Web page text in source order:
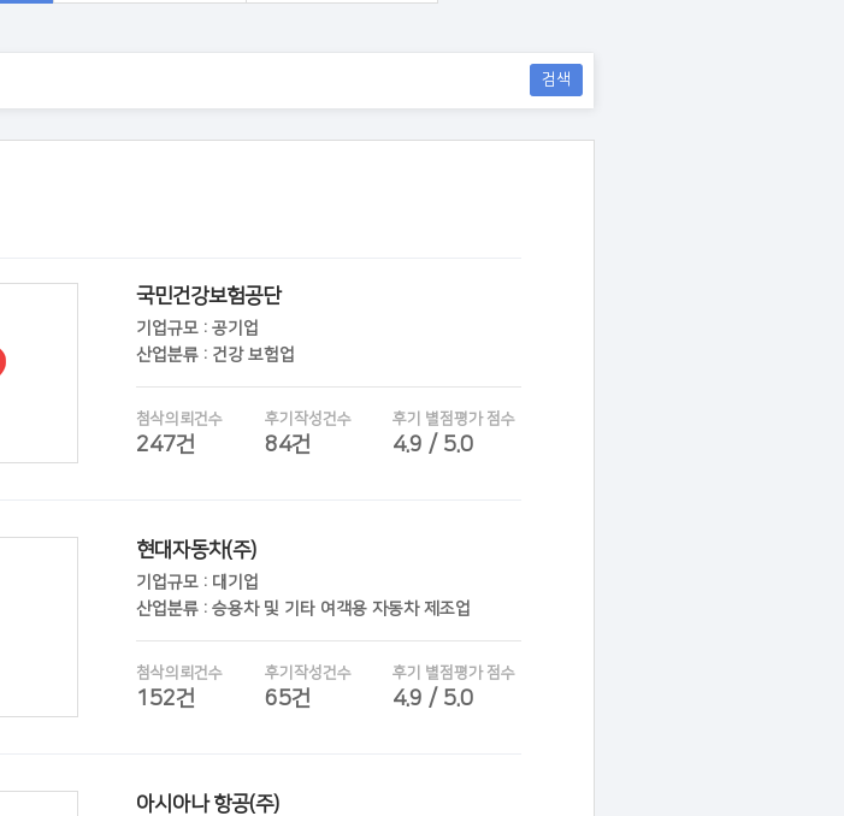
검색
국민건강보험공단
기업규모 : 공기업
산업분류 : 건강 보험업
첨삭의뢰건수
247건
후기작성건수
84건
후기 별점평가 점수
4.9 / 5.0
현대자동차(주)
기업규모 : 대기업
산업분류 : 승용차 및 기타 여객용 자동차 제조업
첨삭의뢰건수
152건
후기작성건수
65건
후기 별점평가 점수
4.9 / 5.0
아시아나 항공(주)